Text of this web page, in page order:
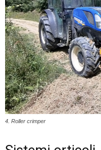
4. Roller crimper